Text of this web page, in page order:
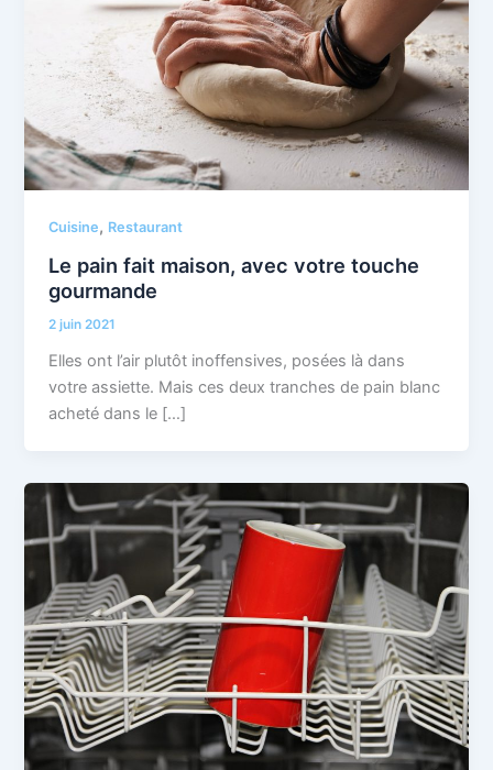
Cuisine, Restaurant
Le pain fait maison, avec votre touche
gourmande
2 juin 2021
Elles ont l’air plutôt inoffensives, posées là dans
votre assiette. Mais ces deux tranches de pain blanc
acheté dans le […]